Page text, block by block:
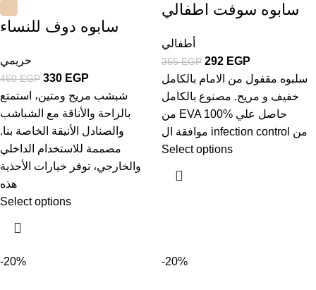
سابوه دوف للنساء
حريمي
460EGP 330 EGP
شبشب مريح ومتين، استمتع
بالراحة والأناقة مع الشباشب
والصنادل الأنيقة الخاصة بنا.
مصممة للاستخدام الداخلي
والخارجي، توفر خيارات الأحذية
هذه
Select options
سابوه سوفت اطفالي
أطفالي
365EGP 292 EGP
سلبوه مقفول من الامام بالكامل
خفيف و مريح. مصنوع بالكامل
من EVA 100% حاصل علي
موافقة ال infection control من
Select options
-20% -20%